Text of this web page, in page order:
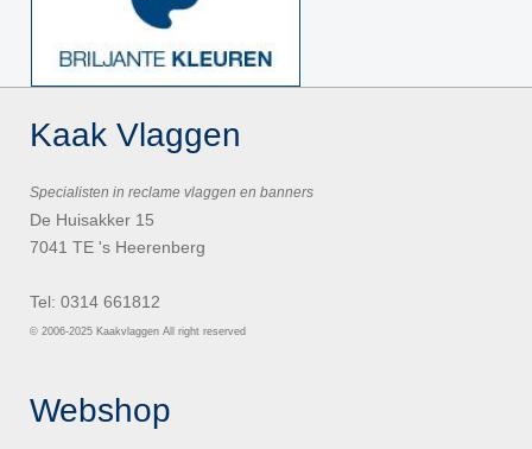
Kaak Vlaggen
Specialisten in reclame vlaggen en banners
De Huisakker 15
7041 TE 's Heerenberg
Tel: 0314 661812
© 2006-2025 Kaakvlaggen All right reserved
Webshop